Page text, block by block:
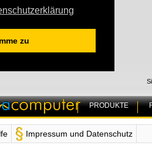
zu
PRODUKTE
Impressum und Datenschutz